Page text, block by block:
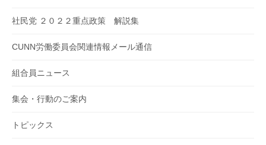
社民党 ２０２２重点政策 解説集
CUNN労働委員会関連情報メール通信
組合員ニュース
集会・行動のご案内
トピックス